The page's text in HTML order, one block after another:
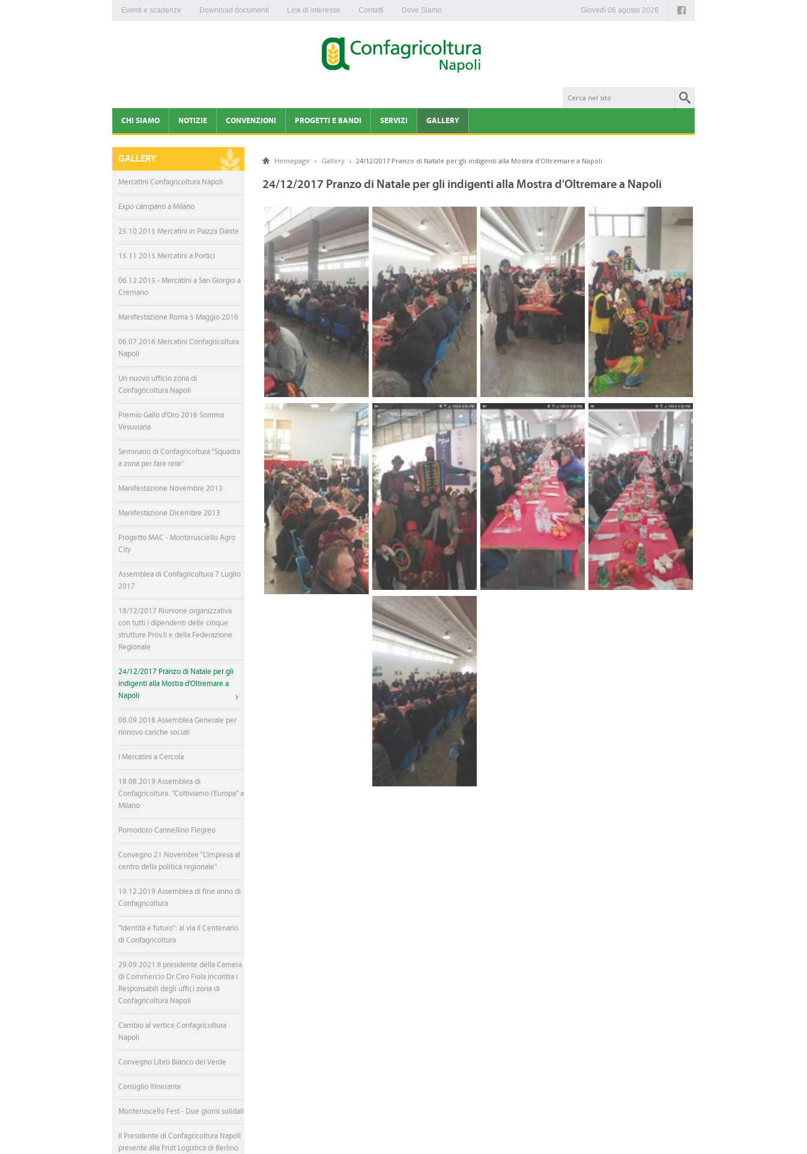
Eventi e scadenze Download documenti Link di interesse Contatti Dove Siamo Facebook
Giovedì 06 agosto 2026
CHI SIAMO
PRESENTAZIONE
ORGANI DIRIGENTI
NOTIZIE
NEWS
PROVVEDIMENTI CORONAVIRUS
MERCATINI CONFAGRICOLTURA NAPOLI
100 ANNI DI CONFAGRICOLTURA
CONVENZIONI CONFAGRICOLTURA NAPOLI
GAL TERRA PROTETTA
GAL VESUVIO VERDE
MAC - MONTERUSCIELLO AGRO CITY
INTERNAZIONALIZZAZIONE
CONVENZIONI PROGETTI E BANDI SERVIZI GALLERY
GALLERY
Mercatini Confagricoltura Napoli
Expo campano a Milano
25.10.2015 Mercatini in Piazza Dante
15.11.2015 Mercatini a Portici
06.12.2015 - Mercatini a San Giorgio a
Cremano
Manifestazione Roma 5 Maggio 2016
06.07.2016 Mercatini Confagricoltura
Napoli
Un nuovo ufficio zona di
Confagricoltura Napoli
Premio Gallo d'Oro 2016 Somma
Vesuviana
Seminario di Confagricoltura “Squadra
a zona per fare rete”
Manifestazione Novembre 2013
Manifestazione Dicembre 2013
Progetto MAC - Monterusciello Agro
City
Assemblea di Confagricoltura 7 Luglio
2017
18/12/2017 Riunione organizzativa
con tutti i dipendenti delle cinque
strutture Prov.li e della Federazione
Regionale
24/12/2017 Pranzo di Natale per gli
indigenti alla Mostra d'Oltremare a
Napoli
08.09.2018 Assemblea Generale per
rinnovo cariche sociali
I Mercatini a Cercola
18.08.2019 Assemblea di
Confagricoltura. "Coltiviamo l'Europa" a
Milano
Pomodoro Cannellino Flegreo
Convegno 21 Novembre “L’impresa al
centro della politica regionale"
19.12.2019 Assemblea di fine anno di
Confagricoltura
"Identità e futuro": al via il Centenario
di Confagricoltura
29.09.2021 Il presidente della Camera
di Commercio Dr Ciro Fiola incontra i
Responsabili degli uffici zona di
Confagricoltura Napoli
Cambio al vertice Confagricoltura
Napoli
Convegno Libro Bianco del Verde
Consiglio Itinerante
Monteruscello Fest - Due giorni solidali
Il Presidente di Confagricoltura Napoli
presente alla Fruit Logistica di Berlino
Homepage › Gallery › 24/12/2017 Pranzo di Natale per gli indigenti alla Mostra d'Oltremare a Napoli
24/12/2017 Pranzo di Natale per gli indigenti alla Mostra d'Oltremare a Napoli